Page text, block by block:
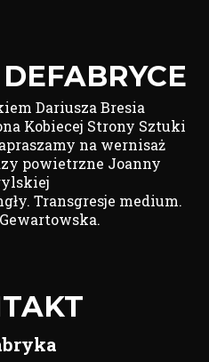
Dariusza Bresia
Kobiecej Strony Sztuki
na wernisaż
powietrzne Joanny
Transgresje medium.